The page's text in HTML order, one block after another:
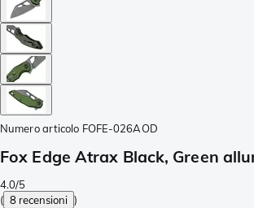
Numero articolo FOFE-026AOD
Fox Edge Atrax Black, Green
4.0/5
( 8 recensioni )